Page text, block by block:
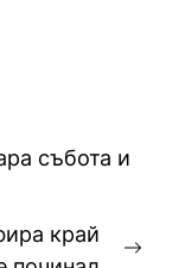
събота и
край